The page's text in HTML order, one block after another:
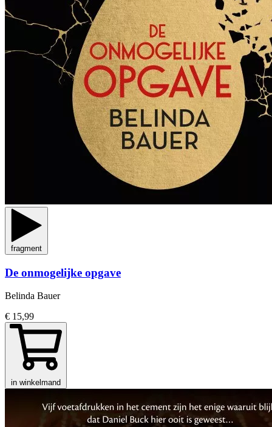
fragment
De onmogelijke opgave
Belinda Bauer
€ 15,99
in winkelmand